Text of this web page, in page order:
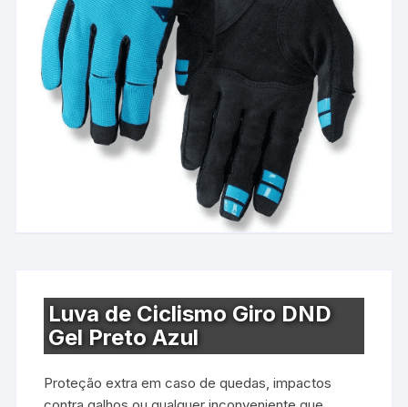
Luva de Ciclismo Giro DND
Gel Preto Azul
Proteção extra em caso de quedas, impactos